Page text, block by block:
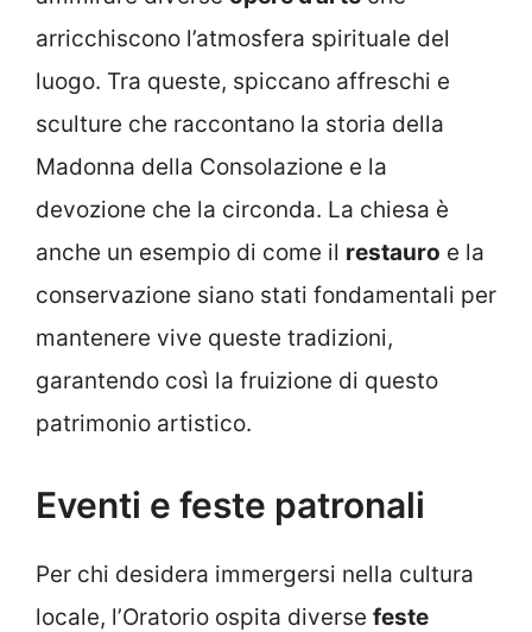
arricchiscono l’atmosfera spirituale del
luogo. Tra queste, spiccano affreschi e
sculture che raccontano la storia della
Madonna della Consolazione e la
devozione che la circonda. La chiesa è
anche un esempio di come il restauro e la
conservazione siano stati fondamentali per
mantenere vive queste tradizioni,
garantendo così la fruizione di questo
patrimonio artistico.
Eventi e feste patronali
Per chi desidera immergersi nella cultura
locale, l’Oratorio ospita diverse feste